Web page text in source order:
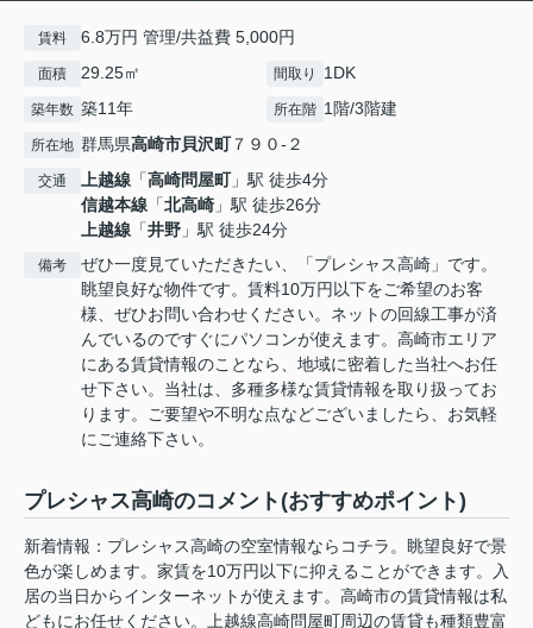
賃料 6.8万円 管理/共益費 5,000円
面積 29.25㎡ 間取り 1DK
築年数 築11年 所在階 1階/3階建
所在地 群馬県高崎市貝沢町７９０-２
交通 上越線 「高崎問屋町」駅 徒歩4分
信越本線 「北高崎 」駅 徒歩26分
上越線 「井野 」駅 徒歩24分
備考
ぜひ一度見ていただきたい、「プレシャス高崎」です。
眺望良好な物件です。賃料10万円以下をご希望のお客
様、ぜひお問い合わせください。ネットの回線工事が済
んでいるのですぐにパソコンが使えます。高崎市エリア
にある賃貸情報のことなら、地域に密着した当社へお任
せ下さい。当社は、多種多様な賃貸情報を取り扱ってお
ります。ご要望や不明な点などございましたら、お気軽
にご連絡下さい。
プレシャス高崎のコメント(おすすめポイント)
新着情報：プレシャス高崎の空室情報ならコチラ。眺望良好で景
色が楽しめます。家賃を10万円以下に抑えることができます。入
居の当日からインターネットが使えます。高崎市の賃貸情報は私
どもにお任せください。上越線高崎問屋町周辺の賃貸も種類豊富